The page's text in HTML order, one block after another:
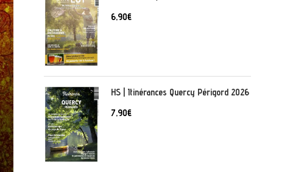
6,90€
HS | Itinérances Quercy Périgord 2026
7,90€